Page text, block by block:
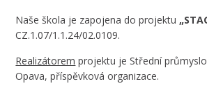
Naše škola je zapojena do projektu
CZ.1.07/1.1.24/02.0109.
Realizátorem projektu je Střední
Opava, příspěvková organizace.